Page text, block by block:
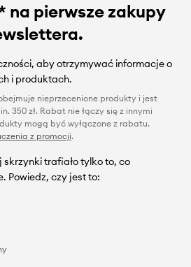
na pierwsze zakupy
aby otrzymywać informacje o
i produktach.
nieprzecenione produkty i jest
350 zł. Rabat nie łączy się z innymi
mogą być wyłączone z rabatu.
z promocji.
skrzynki trafiało tylko to, co
Powiedz, czy jest to: